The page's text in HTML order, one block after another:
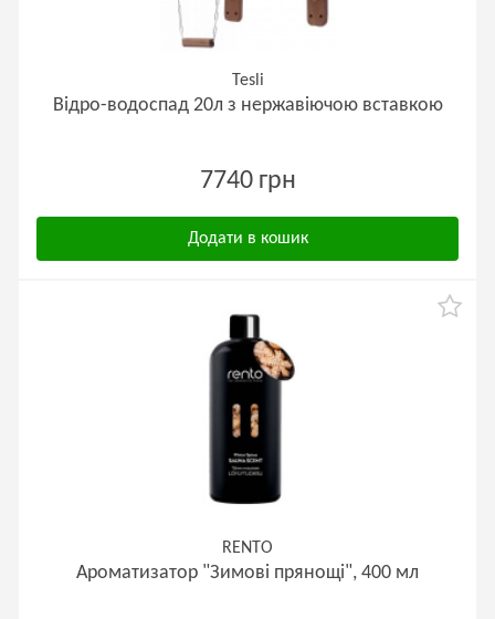
Tesli
Відро-водоспад 20л з нержавіючою вставкою
7740 грн
Додати в кошик
RENTO
Ароматизатор "Зимові прянощі", 400 мл